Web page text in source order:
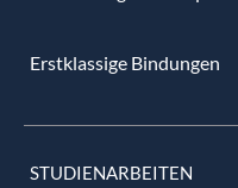
Erstklassige Bindungen
STUDIENARBEITEN